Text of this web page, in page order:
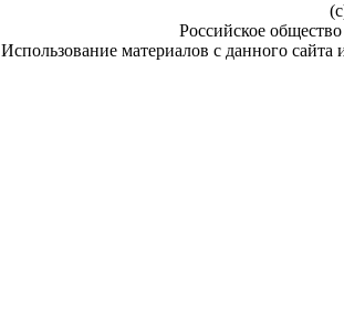
Российское
Использование материалов с данного